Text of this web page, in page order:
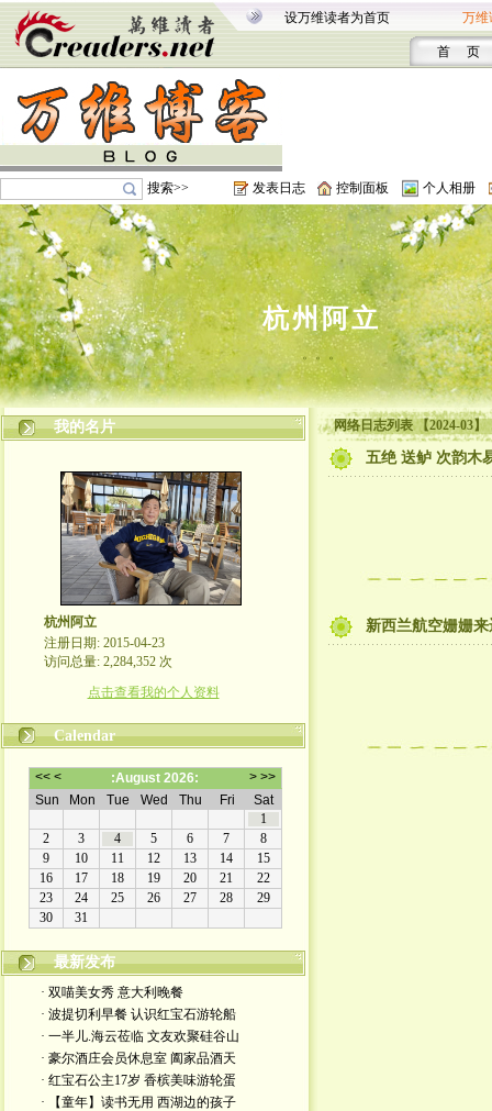
设万维读者为首页 万维
首 页
搜索>> 发表日志 控制面板 个人相册
杭州阿立
。。。
我的名片
杭州阿立
注册日期: 2015-04-23
访问总量: 2,284,352 次
点击查看我的个人资料
Calendar
最新发布
· 双喵美女秀 意大利晚餐
· 波提切利早餐 认识红宝石游轮船
· 一半儿.海云莅临 文友欢聚硅谷山
· 豪尔酒庄会员休息室 阖家品酒天
· 红宝石公主17岁 香槟美味游轮蛋
· 【童年】读书无用 西湖边的孩子
网络日志列表 【2024-03】
五绝 送鲈 次韵木
新西兰航空姗姗